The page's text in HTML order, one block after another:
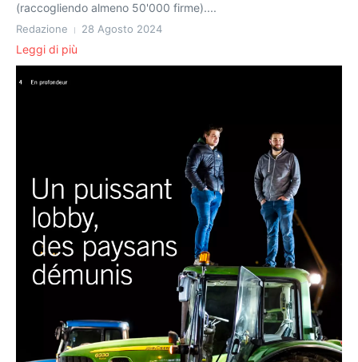
(raccogliendo almeno 50'000 firme)....
Redazione 28 Agosto 2024
Leggi di più